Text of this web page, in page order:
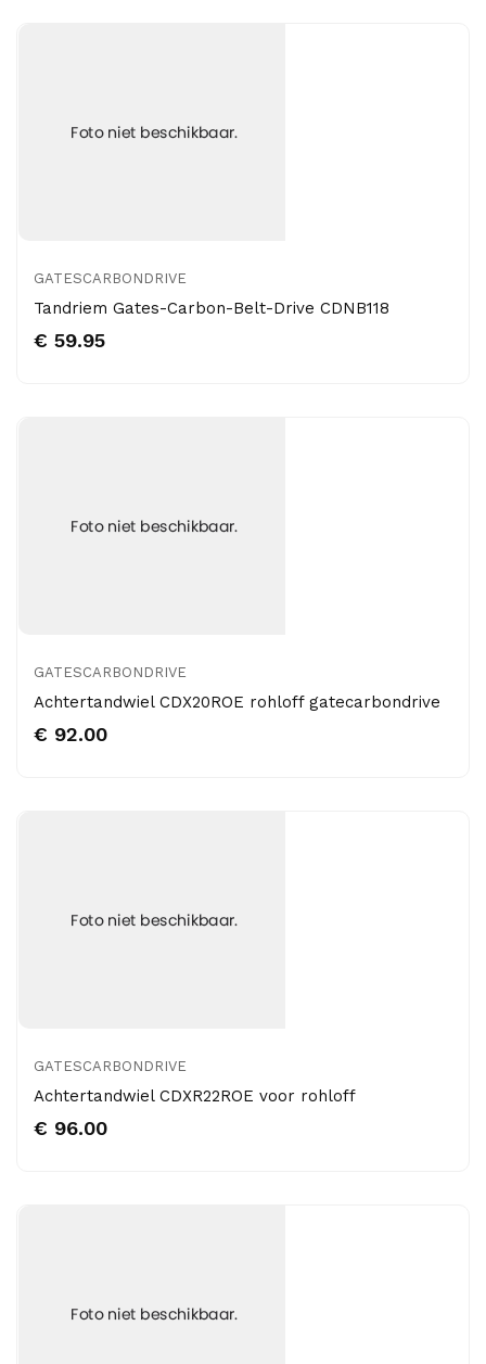
GATESCARBONDRIVE
Tandriem Gates-Carbon-Belt-Drive CDNB118
€ 59.95
GATESCARBONDRIVE
Achtertandwiel CDX20ROE rohloff gatecarbondrive
€ 92.00
GATESCARBONDRIVE
Achtertandwiel CDXR22ROE voor rohloff
€ 96.00